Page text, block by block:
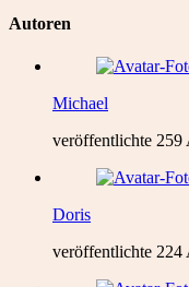
Autoren
Michael
veröffentlichte 259
Doris
veröffentlichte 224